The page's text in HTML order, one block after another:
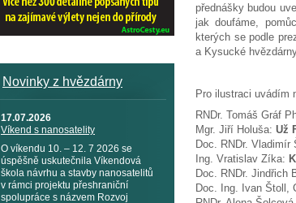
Novinky z hvězdárny
17.07.2026
Víkend s nanosatelity
O víkendu 10. – 12. 7 2026 se
úspěšně uskutečnila Víkendová
škola návrhu a stavby nanosatelitů
v rámci projektu přeshraniční
spolupráce s názvem Rozvoj
přednášky budou
jak doufáme,
kterých se podle
a Kysucké
Pro ilustraci uvádím
RNDr. Tomáš Gráf
Mgr. Jiří Holuša: Už
Doc. RNDr. Vladimír
Ing. Vratislav Zíka:
Doc. RNDr. Jindřich
Doc. Ing. Ivan Štoll,